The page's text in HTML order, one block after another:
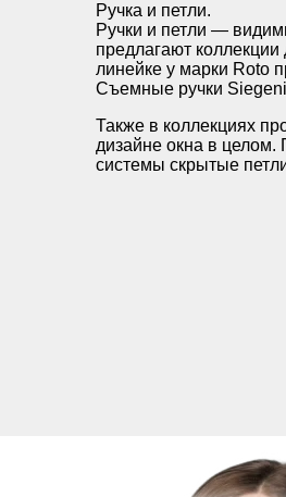
Ручка и петли.
Ручки и петли —
предлагают
линейке у марки Roto
Съемные ручки
Также в коллекциях
дизайне окна в целом.
системы скрытые